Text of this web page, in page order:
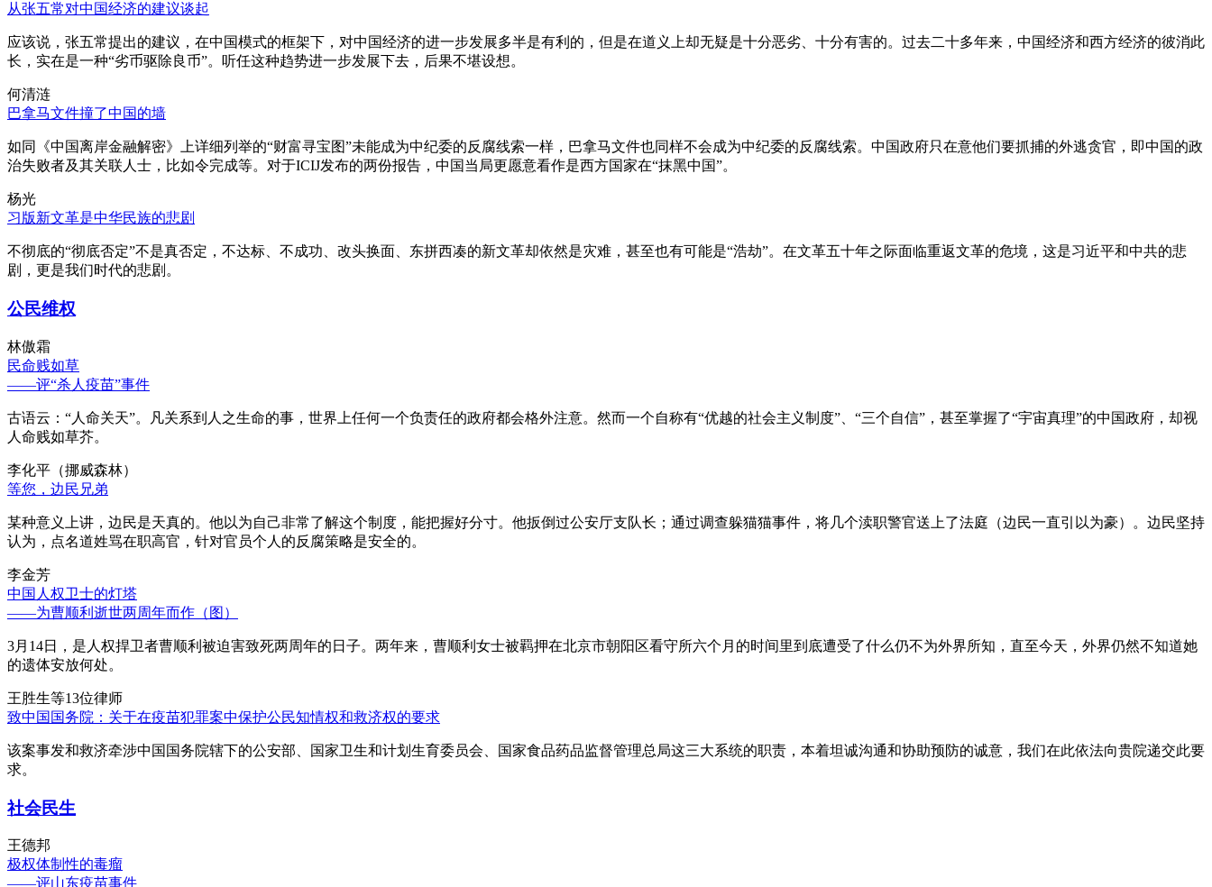
从张五常对中国经济的建议谈起
应该说，张五常提出的建议，在中国模式的框架下，对中国经济的进一步发展多半是有利的，但是在道义上却无疑是十分恶劣、十分有害的。过去二十多年来，中国经济和西方经济的彼消此
长，实在是一种“劣币驱除良币”。听任这种趋势进一步发展下去，后果不堪设想。
何清涟
巴拿马文件撞了中国的墙
如同《中国离岸金融解密》上详细列举的“财富寻宝图”未能成为中纪委的反腐线索一样，巴拿马文件也同样不会成为中纪委的反腐线索。中国政府只在意他们要抓捕的外逃贪官，即中国的政
治失败者及其关联人士，比如令完成等。对于ICIJ发布的两份报告，中国当局更愿意看作是西方国家在“抹黑中国”。
杨光
习版新文革是中华民族的悲剧
不彻底的“彻底否定”不是真否定，不达标、不成功、改头换面、东拼西凑的新文革却依然是灾难，甚至也有可能是“浩劫”。在文革五十年之际面临重返文革的危境，这是习近平和中共的悲
剧，更是我们时代的悲剧。
公民维权
林傲霜
民命贱如草
——评“杀人疫苗”事件
古语云：“人命关天”。凡关系到人之生命的事，世界上任何一个负责任的政府都会格外注意。然而一个自称有“优越的社会主义制度”、“三个自信”，甚至掌握了“宇宙真理”的中国政府，却视
人命贱如草芥。
李化平（挪威森林）
等您，边民兄弟
某种意义上讲，边民是天真的。他以为自己非常了解这个制度，能把握好分寸。他扳倒过公安厅支队长；通过调查躲猫猫事件，将几个渎职警官送上了法庭（边民一直引以为豪）。边民坚持
认为，点名道姓骂在职高官，针对官员个人的反腐策略是安全的。
李金芳
中国人权卫士的灯塔
——为曹顺利逝世两周年而作（图）
3月14日，是人权捍卫者曹顺利被迫害致死两周年的日子。两年来，曹顺利女士被羁押在北京市朝阳区看守所六个月的时间里到底遭受了什么仍不为外界所知，直至今天，外界仍然不知道她
的遗体安放何处。
王胜生等13位律师
致中国国务院：关于在疫苗犯罪案中保护公民知情权和救济权的要求
该案事发和救济牵涉中国国务院辖下的公安部、国家卫生和计划生育委员会、国家食品药品监督管理总局这三大系统的职责，本着坦诚沟通和协助预防的诚意，我们在此依法向贵院递交此要
求。
社会民生
王德邦
极权体制性的毒瘤
——评山东疫苗事件